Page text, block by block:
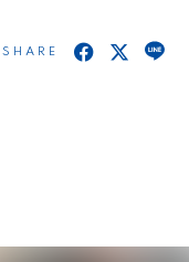
SHARE